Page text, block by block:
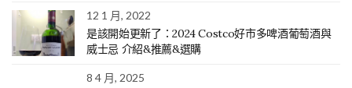
12 1 月, 2022
是該開始更新了：2024 Costco好市多啤酒葡萄酒與
威士忌 介紹&推薦&選購
8 4 月, 2025